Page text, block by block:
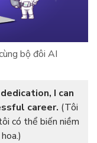
bộ đôi AI
I can
career. (Tôi
có thể biến niềm